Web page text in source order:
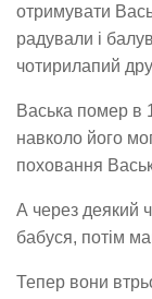
отримувати
радували і
чотирилапий
Васька помер в
навколо його
поховання
А через деякий
бабуся, потім
Тепер вони